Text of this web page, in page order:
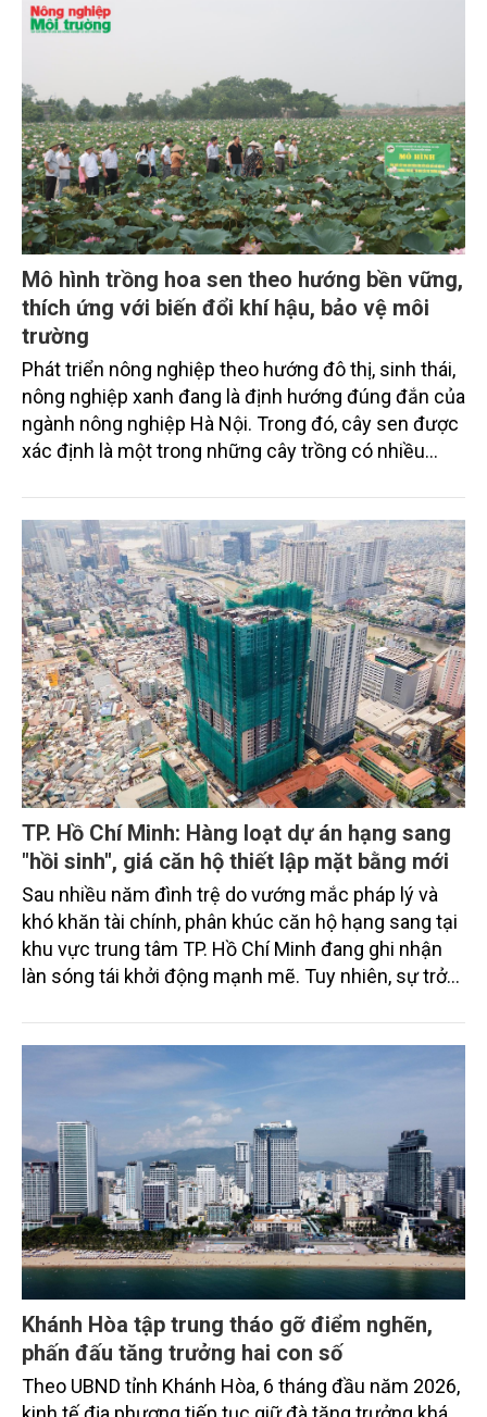
Mô hình trồng hoa sen theo hướng bền vững,
thích ứng với biến đổi khí hậu, bảo vệ môi
trường
Phát triển nông nghiệp theo hướng đô thị, sinh thái,
nông nghiệp xanh đang là định hướng đúng đắn của
ngành nông nghiệp Hà Nội. Trong đó, cây sen được
xác định là một trong những cây trồng có nhiều
văn hóa, dinh dưỡng, y học và môi trường.
TP. Hồ Chí Minh: Hàng loạt dự án hạng sang
"hồi sinh", giá căn hộ thiết lập mặt bằng mới
Sau nhiều năm đình trệ do vướng mắc pháp lý và
khó khăn tài chính, phân khúc căn hộ hạng sang tại
khu vực trung tâm TP. Hồ Chí Minh đang ghi nhận
làn sóng tái khởi động mạnh mẽ. Tuy nhiên, sự trở
lại, mặt bằng giá mới đang liên tục lập đỉnh...
Khánh Hòa tập trung tháo gỡ điểm nghẽn,
phấn đấu tăng trưởng hai con số
Theo UBND tỉnh Khánh Hòa, 6 tháng đầu năm 2026,